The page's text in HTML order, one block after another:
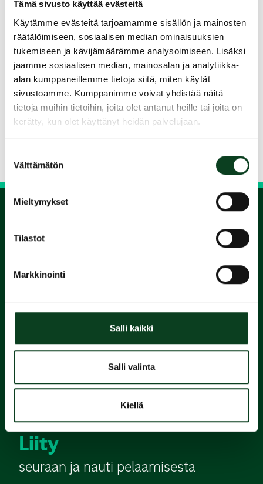
Tämä sivusto käyttää evästeitä
Käytämme evästeitä tarjoamamme sisällön ja mainosten
räätälöimiseen, sosiaalisen median ominaisuuksien
tukemiseen ja kävijämäärämme analysoimiseen. Lisäksi
jaamme sosiaalisen median, mainosalan ja analytiikka-
alan kumppaneillemme tietoja siitä, miten käytät
sivustoamme. Kumppanimme voivat yhdistää näitä
tietoja muihin tietoihin, joita olet antanut heille tai joita on
kerätty, kun olet käyttänyt heidän palvelujaan.
valinta
Välttämätön
Mieltymykset
Tilastot
Markkinointi
Salli kaikki
Salli valinta
Kiellä
vapaan käytön Pickalan Garden par 3 kentälle
koko kaudelle.
Kurssin vetää Head Pro Tommi Laitto
Kurssin hinta 99€
Lisätietoa: 040 538 0092
tommi@mrgolfschool.fi
Jaa kurssi kaverille
1.
Varaa
Suorita
3.
Liity
seuraan ja nauti pelaamisesta